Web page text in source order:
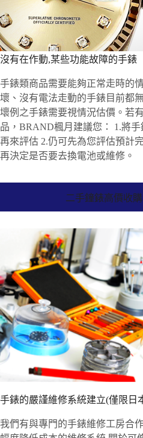
沒有在作動,某些功能故障的手錶
手錶類商品需要能夠正常走時的
壞、沒有電法走動的手錶目前都
壞例之手錶需要視情況估價。若
品，BRAND楓月建議您： 1.將
再來評估 2.仍可先為您評估預計
再決定是否要去換電池或維修。
二手鐘錶高價收
手錶的嚴謹維修系統建立(僅限日
我們有與專門的手錶維修工房合